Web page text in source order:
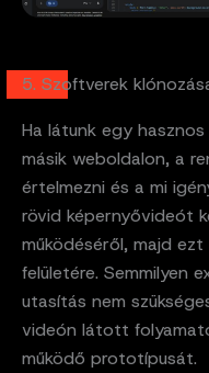
5. Szoftverek
Ha látunk egy
másik weboldalon, a
értelmezni és a mi
rövid képernyővideót
működéséről, majd
felületére. Semmilyen
utasítás nem
videón látott
működő prototípusát.